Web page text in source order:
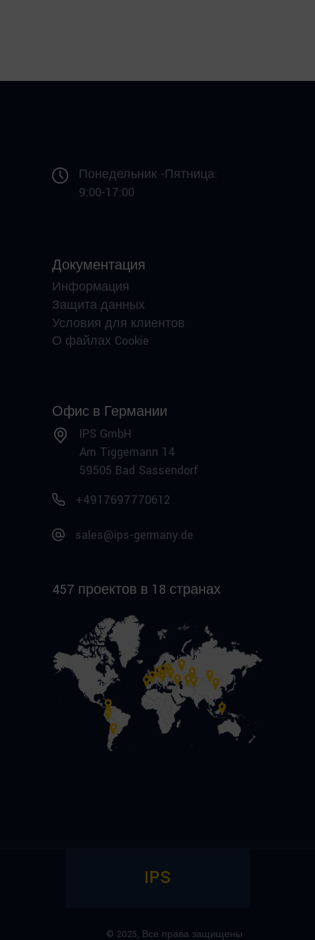
Понедельник -Пятница:
9:00-17:00
Документация
Информация
Защита данных
Условия для клиентов
О файлах Cookie
Офис в Германии
IPS GmbH
Am Tiggemann 14
59505 Bad Sassendorf
+4917697770612
sales@ips-germany.de
457 проектов в 18 странах
IPS
© 2025, Все права защищены